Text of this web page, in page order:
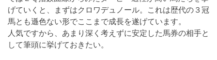
げていくと、まずはクロワデュノール。これは歴代の３冠
馬とも遜色ない形でここまで成長を遂げています。
人気ですから、あまり深く考えずに安定した馬券の相手と
して筆頭に挙げておきたい。